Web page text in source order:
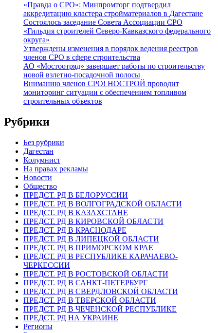
«Правда о СРО»: Минпромторг подтвердил
аккредитацию кластера стройматериалов в Дагестане
Состоялось заседание Совета Ассоциации СРО
«Гильдия строителей Северо-Кавказского федерального
округа»
Утверждены изменения в порядок ведения реестров
членов СРО в сфере строительства
АО «Мостоотряд» завершает работы по строительству
новой взлетно-посадочной полосы
Вниманию членов СРО! НОСТРОЙ проводит
мониторинг ситуации с обеспечением топливом
строительных объектов
Рубрики
Без рубрики
Дагестан
Колумнист
На правах рекламы
Новости
Общество
ПРЕДСТ. РД В БЕЛОРУССИИ
ПРЕДСТ. РД В ВОЛГОГРАДСКОЙ ОБЛАСТИ
ПРЕДСТ. РД В КАЗАХСТАНЕ
ПРЕДСТ. РД В КИРОВСКОЙ ОБЛАСТИ
ПРЕДСТ. РД В КРАСНОДАРЕ
ПРЕДСТ. РД В ЛИПЕЦКОЙ ОБЛАСТИ
ПРЕДСТ. РД В ПРИМОРСКОМ КРАЕ
ПРЕДСТ. РД В РЕСПУБЛИКЕ КАРАЧАЕВО-
ЧЕРКЕССИИ
ПРЕДСТ. РД В РОСТОВСКОЙ ОБЛАСТИ
ПРЕДСТ. РД В САНКТ-ПЕТЕРБУРГ
ПРЕДСТ. РД В СВЕРДЛОВСКОЙ ОБЛАСТИ
ПРЕДСТ. РД В ТВЕРСКОЙ ОБЛАСТИ
ПРЕДСТ. РД В ЧЕЧЕНСКОЙ РЕСПУБЛИКЕ
ПРЕДСТ. РД НА УКРАИНЕ
Регионы